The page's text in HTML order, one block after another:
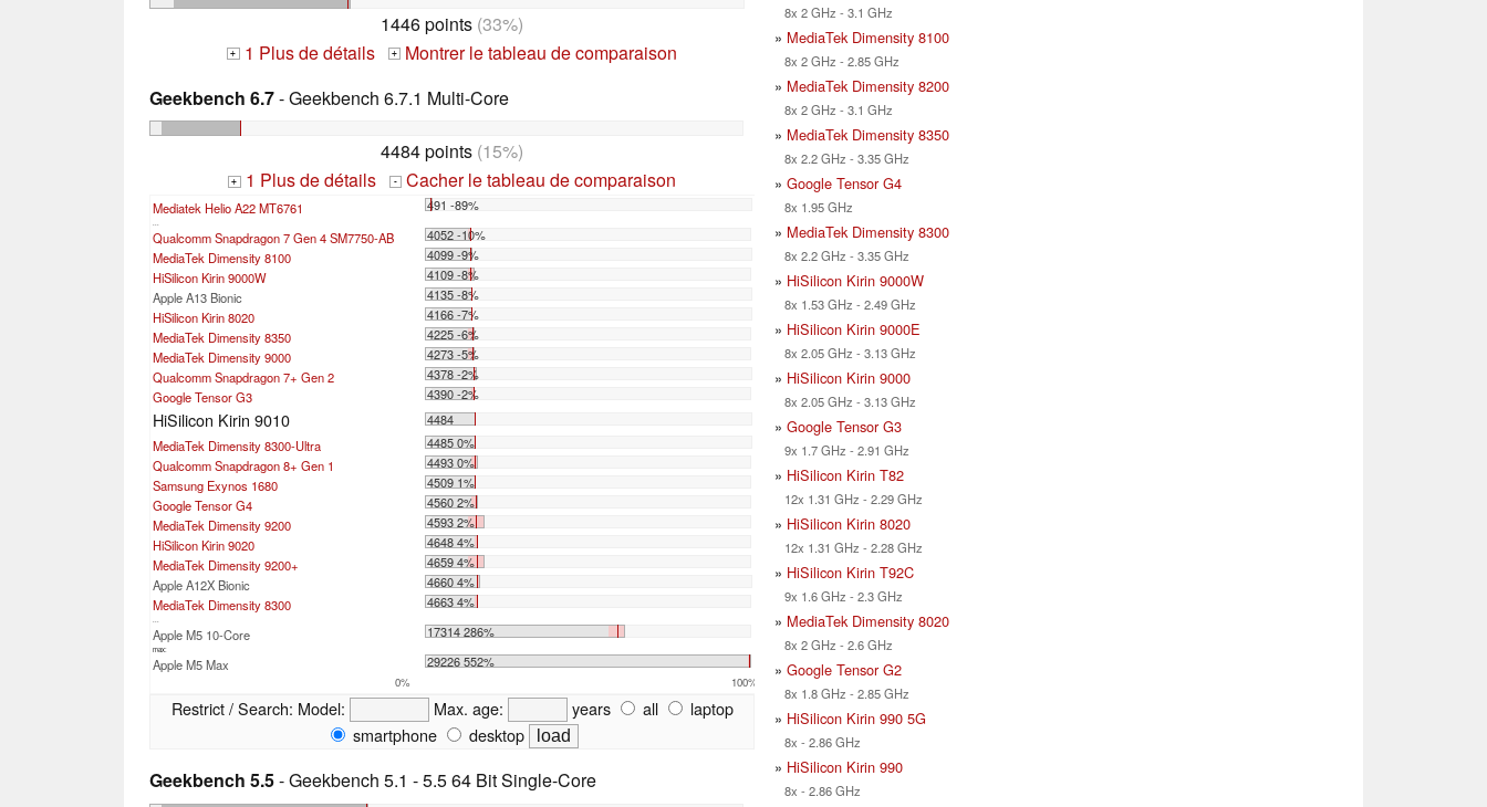
1446 points (33%)
+ 1 Plus de détails +
Montrer le tableau de comparaison
Geekbench 6.7- Geekbench 6.7.1 Multi-Core
4484 points (15%)
+ 1 Plus de détails - Cacher le tableau de comparaison
Mediatek Helio A22 MT6761 491 -89%
...
Qualcomm Snapdragon 7 Gen 4 SM7750-AB
4052 -10%
MediaTek Dimensity 8100
4099 -9%
HiSilicon Kirin 9000W
4109 -8%
Apple A13 Bionic
4135 -8%
HiSilicon Kirin 8020
4166 -7%
MediaTek Dimensity 8350
4225 -6%
MediaTek Dimensity 9000
4273 -5%
Qualcomm Snapdragon 7+ Gen 2
4378 -2%
Google Tensor G3
4390 -2%
HiSilicon Kirin 9010
4484
MediaTek Dimensity 8300-Ultra
4485 0%
Qualcomm Snapdragon 8+ Gen 1
4493 0%
Samsung Exynos 1680
4509 1%
Google Tensor G4
4560 2%
MediaTek Dimensity 9200
4593 2%
HiSilicon Kirin 9020
4648 4%
MediaTek Dimensity 9200+
4659 4%
Apple A12X Bionic
4660 4%
MediaTek Dimensity 8300
4663 4%
...
Apple M5 10-Core 17314 286%
max:
Apple M5 Max 29226 552%
0% 100%
Restrict / Search: Model: Max. age: years all
laptop
smartphone
desktop
Geekbench 5.5- Geekbench 5.1 - 5.5 64 Bit Single-Core
8x 2 GHz - 3.1 GHz
» MediaTek Dimensity 8100
8x 2 GHz - 2.85 GHz
» MediaTek Dimensity 8200
8x 2 GHz - 3.1 GHz
» MediaTek Dimensity 8350
8x 2.2 GHz - 3.35 GHz
» Google Tensor G4
8x 1.95 GHz
» MediaTek Dimensity 8300
8x 2.2 GHz - 3.35 GHz
» HiSilicon Kirin 9000W
8x 1.53 GHz - 2.49 GHz
» HiSilicon Kirin 9000E
8x 2.05 GHz - 3.13 GHz
» HiSilicon Kirin 9000
8x 2.05 GHz - 3.13 GHz
» Google Tensor G3
9x 1.7 GHz - 2.91 GHz
» HiSilicon Kirin T82
12x 1.31 GHz - 2.29 GHz
» HiSilicon Kirin 8020
12x 1.31 GHz - 2.28 GHz
» HiSilicon Kirin T92C
9x 1.6 GHz - 2.3 GHz
» MediaTek Dimensity 8020
8x 2 GHz - 2.6 GHz
» Google Tensor G2
8x 1.8 GHz - 2.85 GHz
» HiSilicon Kirin 990 5G
8x - 2.86 GHz
» HiSilicon Kirin 990
8x - 2.86 GHz